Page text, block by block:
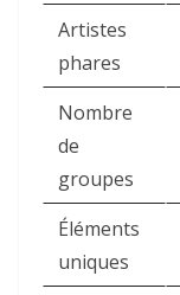
Artistes
phares
Nombre
de
groupes
Éléments
uniques